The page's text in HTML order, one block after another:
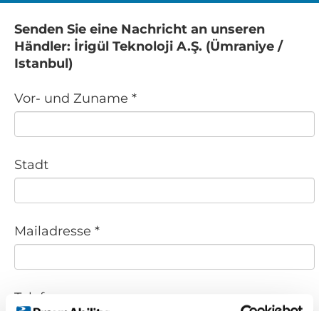
Senden Sie eine Nachricht an unseren
Händler: İrigül Teknoloji A.Ş. (Ümraniye /
Istanbul)
Vor- und Zuname *
Stadt
Mailadresse *
Telefonnr.